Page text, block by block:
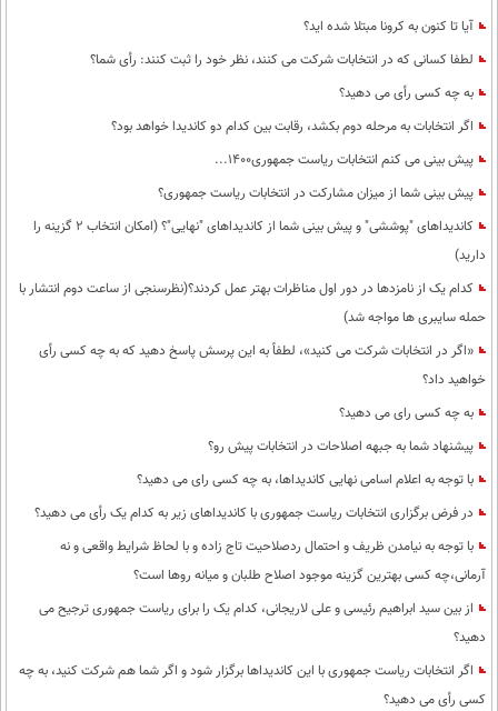
آیا تا کنون به کرونا مبتلا شده اید؟
لطفا کسانی که در انتخابات شرکت می کنند، نظر خود را ثبت کنند: رأی شما؟
به چه کسی رأی می دهید؟
اگر انتخابات به مرحله دوم بکشد، رقابت بین کدام دو کاندیدا خواهد بود؟
پیش بینی می کنم انتخابات ریاست جمهوری1400...
پیش بینی شما از میزان مشارکت در انتخابات ریاست جمهوری؟
کاندیداهای "پوششی" و پیش بینی شما از کاندیداهای "نهایی"؟ (امکان انتخاب 2 گزینه را
دارید)
کدام یک از نامزدها در دور اول مناظرات بهتر عمل کردند؟(نظرسنجی از ساعت دوم انتشار با
حمله سایبری ها مواجه شد)
«اگر در انتخابات شرکت می کنید»، لطفاً به این پرسش پاسخ دهید که به چه کسی رأی
خواهید داد؟
به چه کسی رای می دهید؟
پیشنهاد شما به جبهه اصلاحات در انتخابات پیش رو؟
با توجه به اعلام اسامی نهایی کاندیداها، به چه کسی رای می دهید؟
در فرض برگزاری انتخابات ریاست جمهوری با کاندیداهای زیر به کدام یک رأی می دهید؟
با توجه به نیامدن ظریف و احتمال ردصلاحیت تاج زاده و با لحاظ شرایط واقعی و نه
آرمانی،چه کسی بهترین گزینه موجود اصلاح طلبان و میانه روها است؟
از بین سید ابراهیم رئیسی و علی لاریجانی، کدام یک را برای ریاست جمهوری ترجیح می
دهید؟
اگر انتخابات ریاست جمهوری با این کاندیداها برگزار شود و اگر شما هم شرکت کنید، به چه
کسی رأی می دهید؟